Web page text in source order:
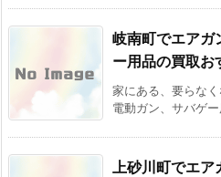
岐南町でエアガ
ー用品の買取お
家にある、要らなく
電動ガン、サバゲ
上砂川町でエ